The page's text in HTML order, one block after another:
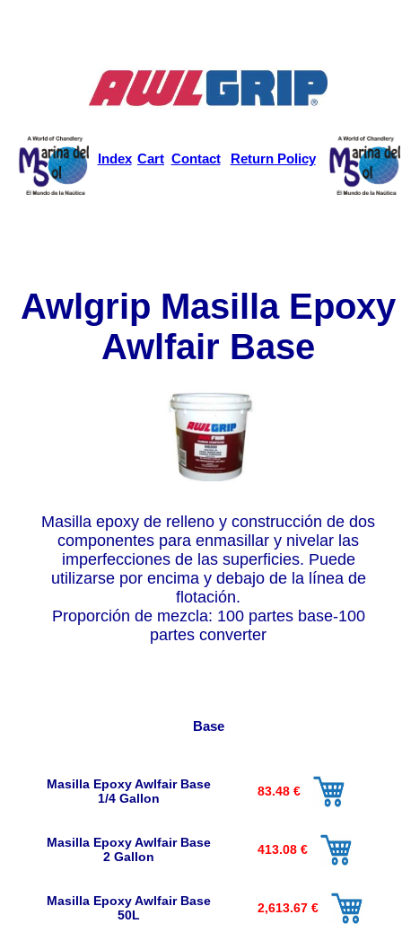
Index Cart Contact Return Policy
Awlgrip Masilla Epoxy
Awlfair Base
Masilla epoxy de relleno y construcción de dos
componentes para enmasillar y nivelar las
imperfecciones de las superficies. Puede
utilizarse por encima y debajo de la línea de
flotación.
Proporción de mezcla: 100 partes base-100
partes converter
Base
Masilla Epoxy Awlfair Base
1/4 Gallon
83.48 €
Masilla Epoxy Awlfair Base
2 Gallon
413.08 €
Masilla Epoxy Awlfair Base
50L
2,613.67 €